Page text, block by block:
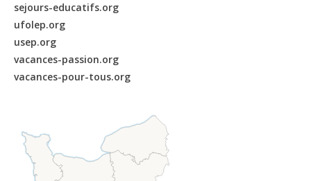
sejours-educatifs.org
ufolep.org
usep.org
vacances-passion.org
vacances-pour-tous.org